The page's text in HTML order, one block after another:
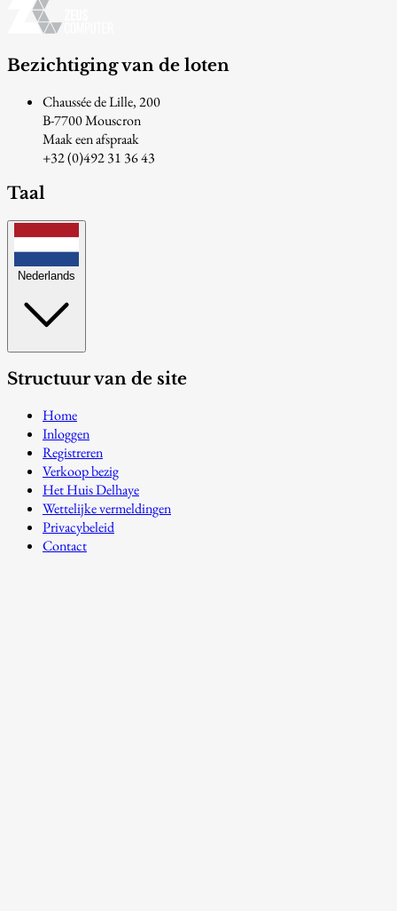
Bezichtiging van de loten
Chaussée de Lille, 200
B-7700 Mouscron
Maak een afspraak
+32 (0)492 31 36 43
Taal
Nederlands
Structuur van de site
Home
Inloggen
Registreren
Verkoop bezig
Het Huis Delhaye
Wettelijke vermeldingen
Privacybeleid
Contact